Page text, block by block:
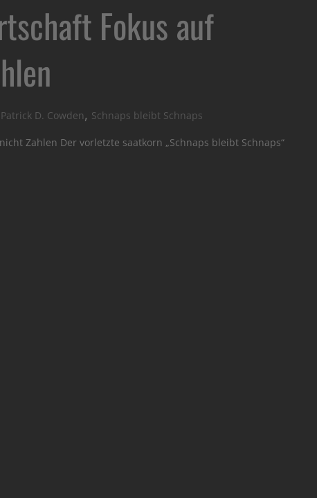
Fokus auf
Patrick D. Cowden, Schnaps bleibt Schnaps
Zahlen Der vorletzte saatkorn „Schnaps bleibt Schnaps“